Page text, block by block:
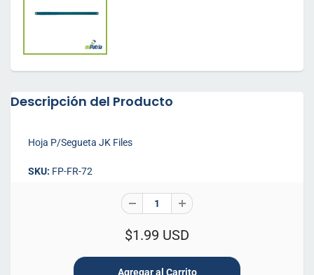
Descripción del Producto
Hoja P/Segueta JK Files
SKU: FP-FR-72
$1.99 USD